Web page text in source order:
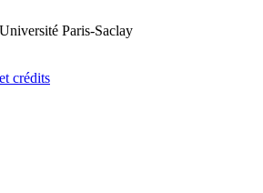
Paris-Saclay
crédits